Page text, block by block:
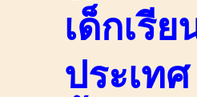
เด็กเรี
ประเท